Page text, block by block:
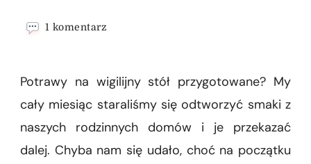
1 komentarz
Potrawy na wigilijny stół przygotowane? My
cały miesiąc staraliśmy się odtworzyć smaki z
naszych rodzinnych domów i je przekazać
dalej. Chyba nam się udało, choć na początku